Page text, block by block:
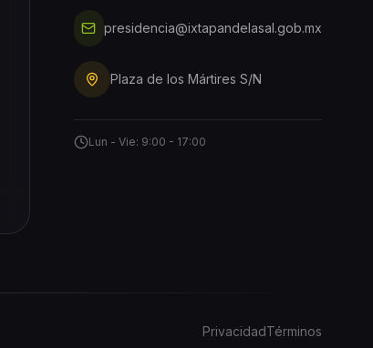
presidencia@ixtapandelasal.gob.mx
Plaza de los Mártires S/N
Lun - Vie: 9:00 - 17:00
PrivacidadTérminos